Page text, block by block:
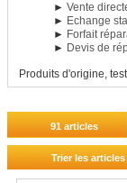
► Vente
► Echange
► Forfait
► Devis de
Produits d'origine,
91 articles
Trier les articles